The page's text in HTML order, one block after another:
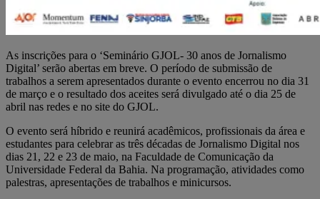
As inscrições para o ‘Seminário GJOL- 30 anos de Jornalismo
Digital’ serão abertas em breve. O período de submissão de
trabalhos a serem apresentados durante o evento encerrou no dia 31
de março e o resultado dos aceites será divulgado até o dia 25 de
abril nas redes e no site do GJOL.
O evento será híbrido e reunirá acadêmicos, profissionais da área e
estudantes para celebrar as três décadas de Jornalismo Digital nos
dias 21, 22 e 23 de maio, na Faculdade de Comunicação da
Universidade Federal da Bahia. Na programação, atividades como
palestras, apresentações de trabalhos e minicursos.